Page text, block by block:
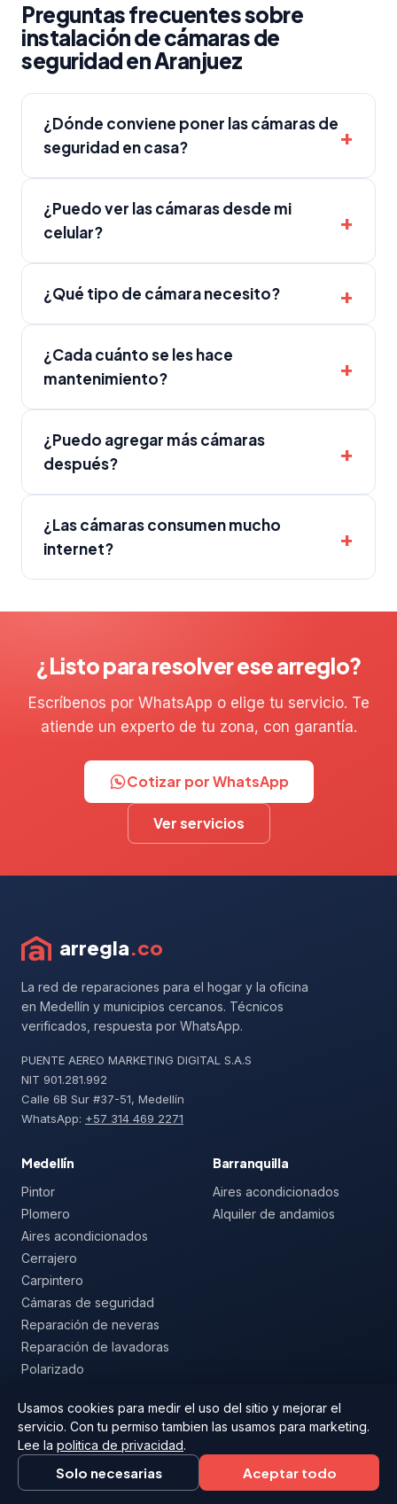
Preguntas frecuentes sobre
instalación de cámaras de
seguridad en Aranjuez
¿Dónde conviene poner las cámaras de
seguridad en casa?
¿Puedo ver las cámaras desde mi
celular?
¿Qué tipo de cámara necesito?
¿Cada cuánto se les hace
mantenimiento?
¿Puedo agregar más cámaras
después?
¿Las cámaras consumen mucho
internet?
¿Listo para resolver ese arreglo?
Escríbenos por WhatsApp o elige tu servicio. Te
atiende un experto de tu zona, con garantía.
Cotizar por WhatsApp
Ver servicios
arregla.co
La red de reparaciones para el hogar y la oficina
en Medellín y municipios cercanos. Técnicos
verificados, respuesta por WhatsApp.
PUENTE AEREO MARKETING DIGITAL S.A.S
NIT 901.281.992
Calle 6B Sur #37-51, Medellín
WhatsApp: +57 314 469 2271
Medellín
Pintor
Plomero
Aires acondicionados
Cerrajero
Carpintero
Cámaras de seguridad
Reparación de neveras
Reparación de lavadoras
Polarizado
Barranquilla
Aires acondicionados
Alquiler de andamios
© 2026 Arregla Aviso legal Privacidad
Usamos cookies para medir el uso del sitio y mejorar el
servicio. Con tu permiso tambien las usamos para marketing.
Lee la politica de privacidad.
Solo necesarias Aceptar todo